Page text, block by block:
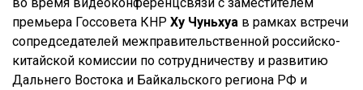
премьера Госсовета КНР Ху Чуньхуа в рамках встречи
сопредседателей межправительственной российско-
китайской комиссии по сотрудничеству и развитию
Дальнего Востока и Байкальского региона РФ и